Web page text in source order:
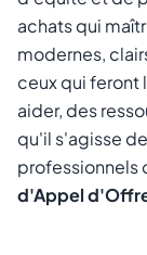
achats qui
modernes,
ceux qui feront
aider, des
qu'il s'agisse
professionnels
d'Appel